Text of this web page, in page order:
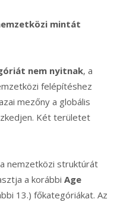
mintát
nem nyitnak, a
felépítéshez
mezőny a globális
Két területet
nemzetközi struktúrát
a korábbi Age
13.) főkategóriákat. Az